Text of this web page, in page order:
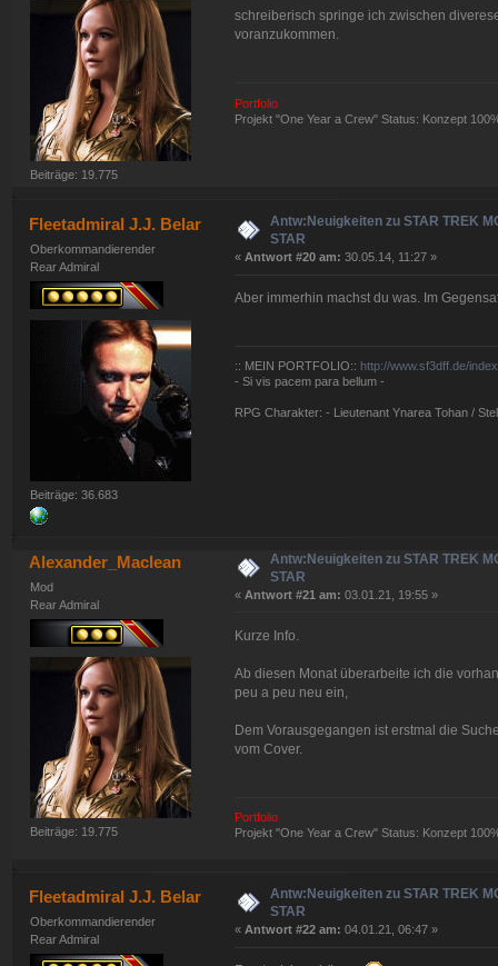
Beiträge: 19.775
schreiberisch springe ich zwischen
voranzukommen.
Portfolio
Projekt "One Year a Crew" Status: Konzept
Fleetadmiral J.J. Belar
Oberkommandierender
Rear Admiral
Beiträge: 36.683
Antw:Neuigkeiten zu STAR TREK
STAR
« Antwort #20 am: 30.05.14, 11:27 »
Aber immerhin machst du was. Im
:: MEIN PORTFOLIO:: http://www.sf3dff.de/
- Si vis pacem para bellum -
RPG Charakter: - Lieutenant Ynarea Tohan /
Alexander_Maclean
Mod
Rear Admiral
Beiträge: 19.775
Antw:Neuigkeiten zu STAR TREK
STAR
« Antwort #21 am: 03.01.21, 19:55 »
Kurze Info.
Ab diesen Monat überarbeite ich die
peu a peu neu ein,
Dem Vorausgegangen ist erstmal die
vom Cover.
Portfolio
Projekt "One Year a Crew" Status: Konzept
Fleetadmiral J.J. Belar
Oberkommandierender
Rear Admiral
Antw:Neuigkeiten zu STAR TREK
STAR
« Antwort #22 am: 04.01.21, 06:47 »